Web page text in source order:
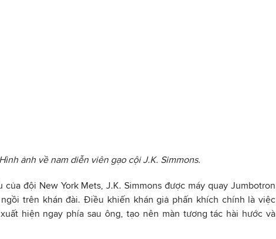
Hình ảnh về nam diễn viên gạo cội J.K. Simmons.
của đội New York Mets, J.K. Simmons được máy quay Jumbotron
trên khán đài. Điều khiến khán giả phấn khích chính là việc
hiện ngay phía sau ông, tạo nên màn tương tác hài hước và